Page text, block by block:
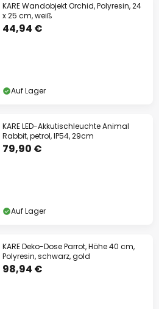
KARE Wandobjekt Orchid, Polyresin, 24
x 25 cm, weiß
44,94 €
Auf Lager
KARE LED-Akkutischleuchte Animal
Rabbit, petrol, IP54, 29cm
79,90 €
Auf Lager
KARE Deko-Dose Parrot, Höhe 40 cm,
Polyresin, schwarz, gold
98,94 €